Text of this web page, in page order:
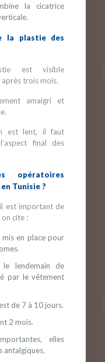
la cicatrice
la plastie des
est visible
trois mois.
amaigri et
est lent, il faut
final des
opératoires
Tunisie ?
est important de
cite :
en place pour
le lendemain de
par le vêtement
de 7 à 10 jours.
2 mois.
elles
antalgiques.